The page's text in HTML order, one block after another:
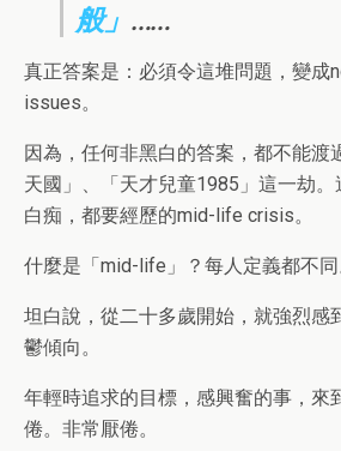
般」 ……
真正答案是：必須令這堆問題，變成
issues。
因為，任何非黑白的答案，都不能渡
天國」、「天才兒童1985」這一劫
白痴，都要經歷的mid-life crisis。
什麼是「mid-life」？每人定義都不同
坦白說，從二十多歲開始，就強烈感
鬱傾向。
年輕時追求的目標，感興奮的事，來
倦。非常厭倦。